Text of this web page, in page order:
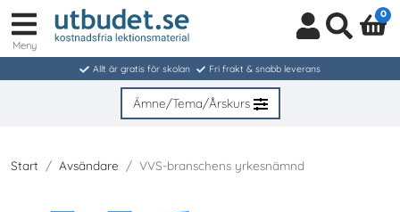
in
/
Meny
0
Allt är gratis för skolan Fri frakt & snabb leverans
Ämne/Tema/Årskurs
Start Avsändare VVS-branschens yrkesnämnd